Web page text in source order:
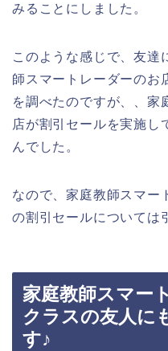
みることにしました。
このような感じで、友達
師スマートレーダーのお
を調べたのですが、、家
店が割引セールを実施し
んでした。
なので、家庭教師スマー
の割引セールについては
家庭教師スマー
クラスの友人に
す♪